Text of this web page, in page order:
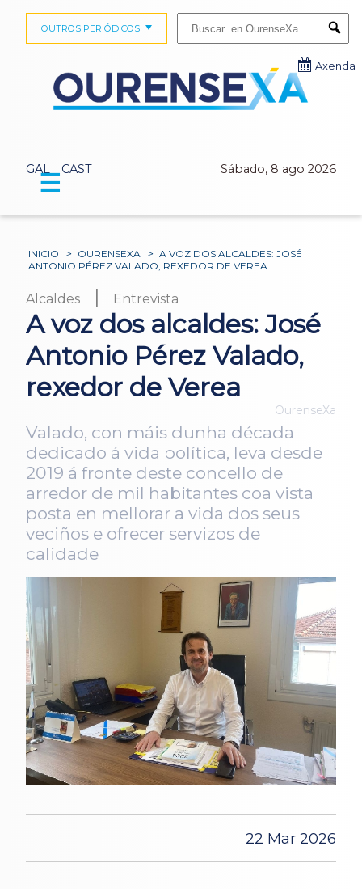
GAL CAST Sábado, 8 ago 2026
OUTROS PERIÓDICOS
Axenda
☰
INICIO > OURENSEXA > A VOZ DOS ALCALDES: JOSÉ
ANTONIO PÉREZ VALADO, REXEDOR DE VEREA
Alcaldes | Entrevista
A voz dos alcaldes: José
Antonio Pérez Valado,
rexedor de Verea
OurenseXa
Valado, con máis dunha década
dedicado á vida política, leva desde
2019 á fronte deste concello de
arredor de mil habitantes coa vista
posta en mellorar a vida dos seus
veciños e ofrecer servizos de
calidade
22 Mar 2026